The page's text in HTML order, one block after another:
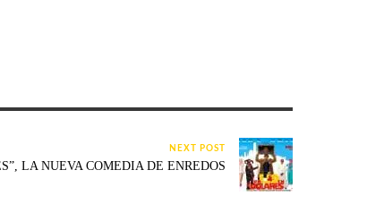
NEXT POST
LA NUEVA COMEDIA DE ENREDOS